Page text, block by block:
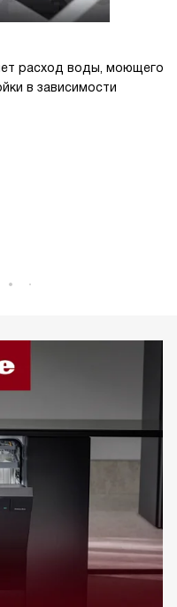
расход воды, моющего
в зависимости